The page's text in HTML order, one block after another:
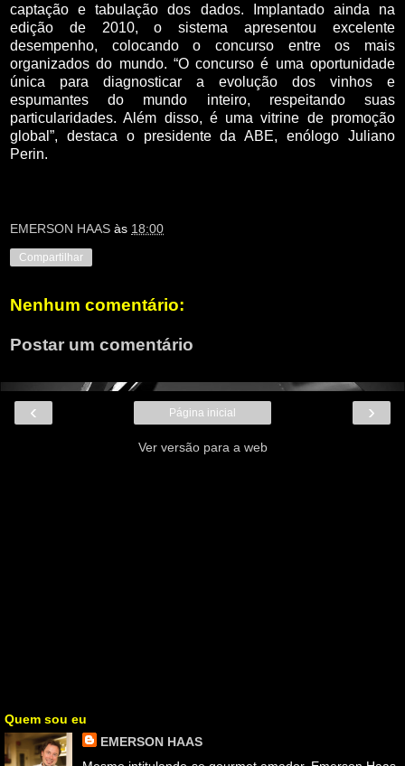
captação e tabulação dos dados. Implantado ainda na
edição de 2010, o sistema apresentou excelente
desempenho, colocando o concurso entre os mais
organizados do mundo. “O concurso é uma oportunidade
única para diagnosticar a evolução dos vinhos e
espumantes do mundo inteiro, respeitando suas
particularidades. Além disso, é uma vitrine de promoção
global”, destaca o presidente da ABE, enólogo Juliano
Perin.
EMERSON HAAS às 18:00
Compartilhar
Nenhum comentário:
Postar um comentário
‹ ›
Página inicial
Ver versão para a web
Quem sou eu
EMERSON HAAS